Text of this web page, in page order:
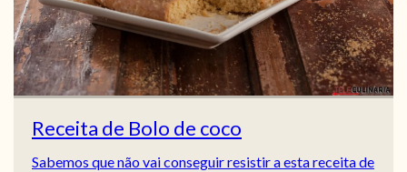
Receita de Bolo de coco
Sabemos que não vai conseguir resistir a esta receita de